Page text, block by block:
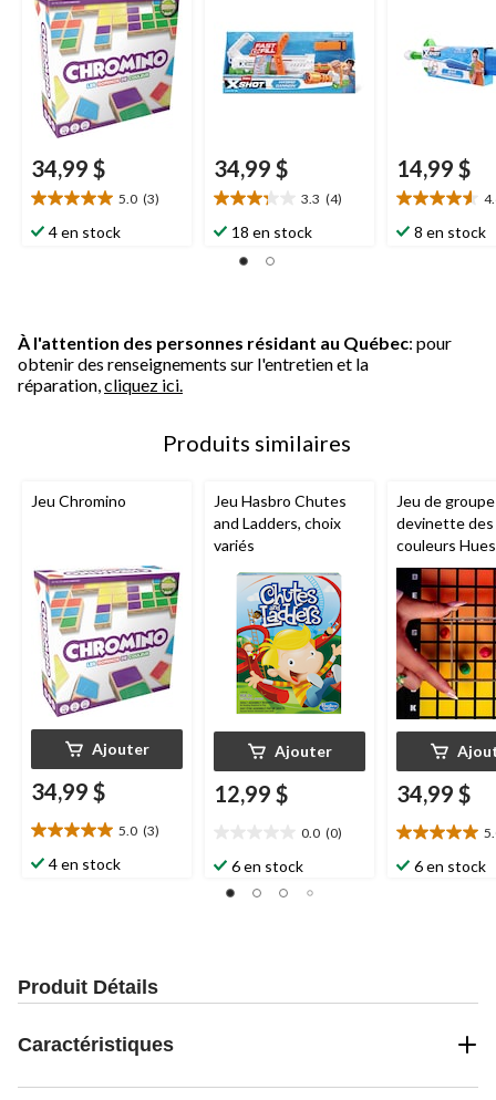
34,99 $
5.0 (3)
5.0
étoile(s)
4 en stock
34,99 $
3.3 (4)
3.3
étoile(s)
18 en stock
14,99 $
4.6
étoile(s)
8 en stock
À l'attention des personnes résidant au Québec: pour
obtenir des renseignements sur l'entretien et la
réparation, cliquez ici.
Produits similaires
Jeu Chromino
Ajouter
34,99 $
5.0 (3)
5.0
étoile(s)
4 en stock
Jeu Hasbro Chutes
and Ladders, choix
variés
Ajouter
12,99 $
0.0 (0)
étoile(s)
sur
6 en stock
Jeu de
devinette des
couleurs
Cues pour 3 à
joueurs
34,99 $
5.0
étoile(s)
6 en stock
Produit Détails
Caractéristiques